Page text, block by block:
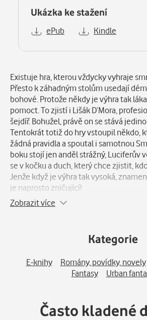
Ukázka ke stažení
ePub Kindle
Popis
Existuje hra, kterou vždycky vyhraje
Přesto k záhadným stolům usedají
bohové. Protože někdy je výhra tak
pomoct. To zjistí i Lišák D’Mora,
šejdíř. Bohužel, právě on se stává
Tentokrát totiž do hry vstoupil někdo,
žádná pravidla a spoutal i samotnou
boku stojí jen anděl strážný, Luciferův
se v kočku a duch, který chce zjistit,
Jenže když je výhra tak vysoká,
je naprosto zničující!
Zobrazit více
Kategorie
E-knihy Romány, povídky, novely
Fantasy
Urban
Často kladené